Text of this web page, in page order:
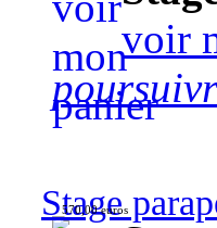
voir
Stage
570,00 euros